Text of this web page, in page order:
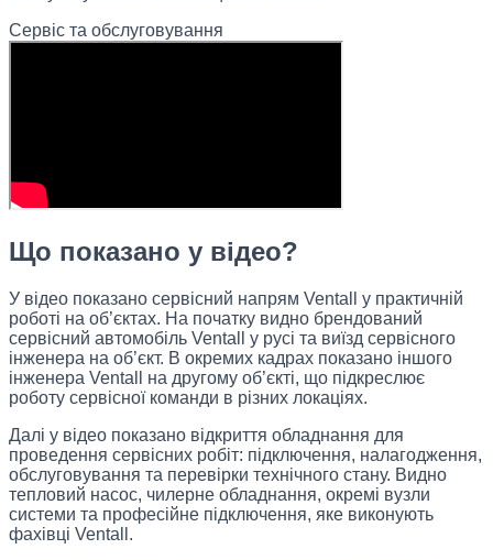
Сервіс та обслуговування
Що показано у відео?
У відео показано сервісний напрям Ventall у практичній
роботі на об’єктах. На початку видно брендований
сервісний автомобіль Ventall у русі та виїзд сервісного
інженера на об’єкт. В окремих кадрах показано іншого
інженера Ventall на другому об’єкті, що підкреслює
роботу сервісної команди в різних локаціях.
Далі у відео показано відкриття обладнання для
проведення сервісних робіт: підключення, налагодження,
обслуговування та перевірки технічного стану. Видно
тепловий насос, чилерне обладнання, окремі вузли
системи та професійне підключення, яке виконують
фахівці Ventall.